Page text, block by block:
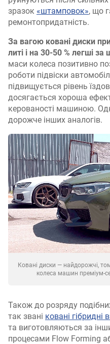
зразок «штамповок», що
ремонтопридатність.
За вагою ковані диски
литі і на 30-50 % легші за
маси колеса позитивно
роботи підвіски
підвищується рівень
досягається хороша
керованості машиною.
дорожче інших аналогів.
Ковані диски — найдорожчі,
колеса машин преміум-
Також до розряду
так звані ковані гібридні
та виготовляються за
процесами Flow Forming